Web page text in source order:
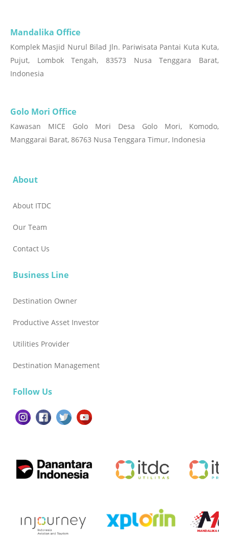
Mandalika Office
Komplek Masjid Nurul Bilad Jln. Pariwisata Pantai Kuta Kuta,
Pujut, Lombok Tengah, 83573 Nusa Tenggara Barat,
Indonesia
Golo Mori Office
Kawasan MICE Golo Mori Desa Golo Mori, Komodo,
Manggarai Barat, 86763 Nusa Tenggara Timur, Indonesia
About
About ITDC
Our Team
Contact Us
Business Line
Destination Owner
Productive Asset Investor
Utilities Provider
Destination Management
Follow Us